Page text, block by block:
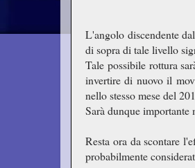
L'angolo discendente
di sopra di tale livello
Tale possibile rottura
invertire di nuovo il
nello stesso mese del
Sarà dunque importante
Resta ora da scontare
probabilmente